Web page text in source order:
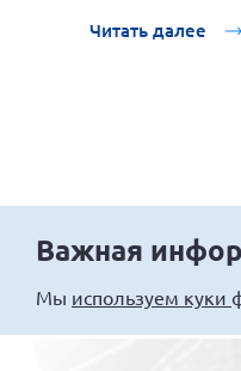
Читать далее
Важная
Мы используем куки